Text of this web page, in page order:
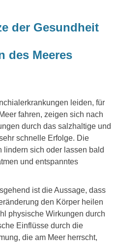
der Gesundheit
des Meeres
leiden, für
fahren, zeigen sich nach
durch das salzhaltige und
schnelle Erfolge. Die
sich oder lassen bald
und entspanntes
ist die Aussage, dass
den Körper heilen
physische Wirkungen durch
Einflüsse durch die
die am Meer herrscht,